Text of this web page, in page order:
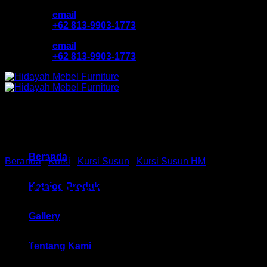
email
+62 813-9903-1773
email
+62 813-9903-1773
Beranda
Katalog Produk
Gallery
Tentang Kami
Beranda / Kursi Kursi Susun Kursi Susun HM
Kursi Susun HM
Kursi Susun kantor HM bergaransi dengan harga murah dan
terjamin kualitasnya. Kami juga melayani jasa konsultasi,